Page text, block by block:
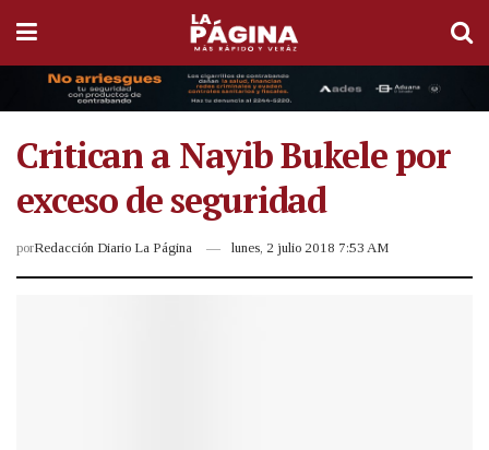
Critican a Nayib Bukele por
exceso de seguridad
porRedacción Diario La Página lunes, 2 julio 2018 7:53 AM